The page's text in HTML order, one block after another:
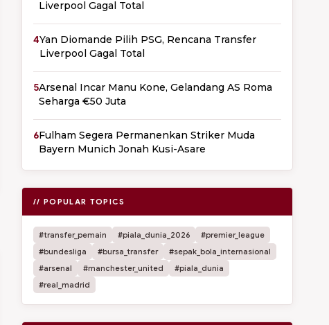
Liverpool Gagal Total
4Yan Diomande Pilih PSG, Rencana Transfer
Liverpool Gagal Total
5Arsenal Incar Manu Kone, Gelandang AS Roma
Seharga €50 Juta
6Fulham Segera Permanenkan Striker Muda
Bayern Munich Jonah Kusi-Asare
// POPULAR TOPICS
#transfer_pemain #piala_dunia_2026
#premier_league
#bundesliga
#bursa_transfer
#sepak_bola_internasional
#arsenal
#manchester_united
#piala_dunia
#real_madrid